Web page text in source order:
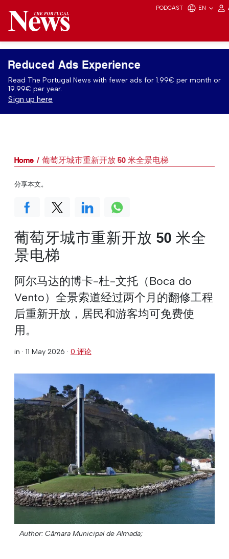
PODCAST EN
Reduced Ads Experience
Read The Portugal News with fewer ads for 1.99€ per month or
19.99€ per year.
Sign up here
Home 葡萄牙城市重新开放 50 米全景电梯
葡萄牙城市重新开放 50 米全
景电梯
阿尔马达的博卡-杜-文托（Boca do
Vento）全景索道经过两个月的翻修工程
后重新开放，居民和游客均可免费使
用。
in · 11 May 2026 · 0 评论
Author: Câmara Municipal de Almada;
分享本文。